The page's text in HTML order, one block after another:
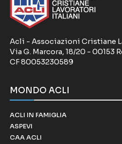
Acli - Associazioni Cristiane
Via G. Marcora, 18/20 - 00153
CF 80053230589
MONDO ACLI
ACLI IN FAMIGLIA
ASPEVI
CAA ACLI